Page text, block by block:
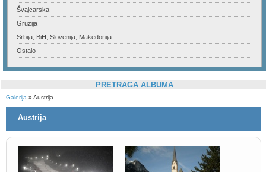
Švajcarska
Gruzija
Srbija, BiH, Slovenija, Makedonija
Ostalo
PRETRAGA ALBUMA
Galerija » Austrija
Austrija